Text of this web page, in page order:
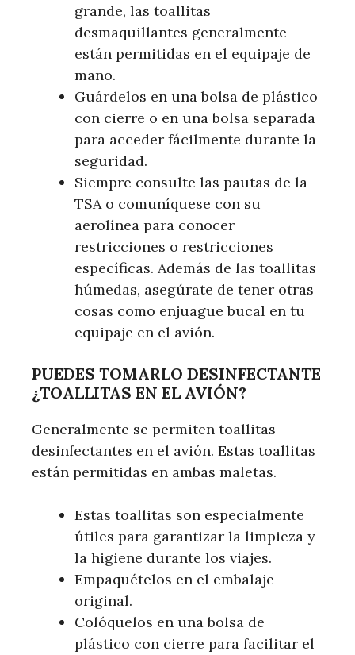
grande, las toallitas
desmaquillantes generalmente
están permitidas en el equipaje de
mano.
Guárdelos en una bolsa de plástico
con cierre o en una bolsa separada
para acceder fácilmente durante la
seguridad.
Siempre consulte las pautas de la
TSA o comuníquese con su
aerolínea para conocer
restricciones o restricciones
específicas. Además de las toallitas
húmedas, asegúrate de tener otras
cosas como enjuague bucal en tu
equipaje en el avión.
PUEDES TOMARLO DESINFECTANTE
¿TOALLITAS EN EL AVIÓN?
Generalmente se permiten toallitas
desinfectantes en el avión. Estas toallitas
están permitidas en ambas maletas.
Estas toallitas son especialmente
útiles para garantizar la limpieza y
la higiene durante los viajes.
Empaquételos en el embalaje
original.
Colóquelos en una bolsa de
plástico con cierre para facilitar el